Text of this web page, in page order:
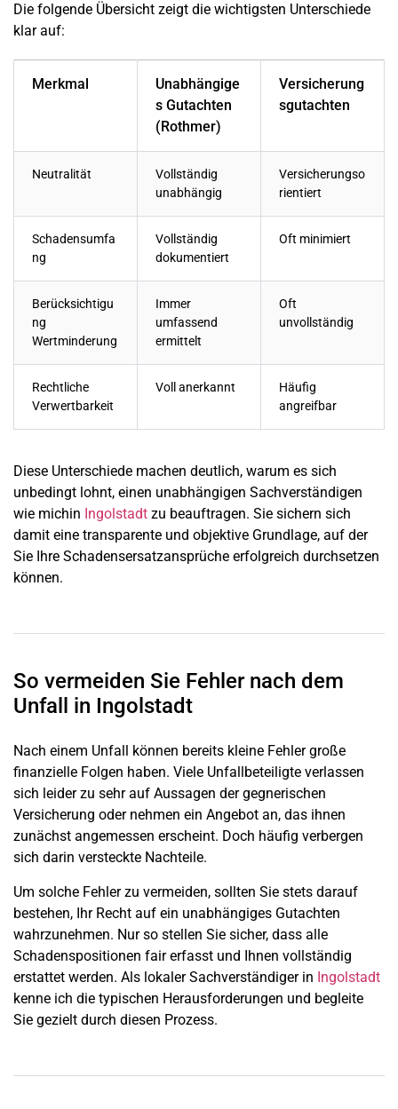
Die folgende Übersicht zeigt die wichtigsten Unterschiede
klar auf:
Merkmal
Unabhängige
s Gutachten
(Rothmer)
Versicherung
sgutachten
Neutralität
Vollständig
unabhängig
Versicherungso
rientiert
Schadensumfa
ng
Vollständig
dokumentiert
Oft minimiert
Berücksichtigu
ng
Wertminderung
Immer
umfassend
ermittelt
Oft
unvollständig
Rechtliche
Verwertbarkeit
Voll anerkannt
Häufig
angreifbar
Diese Unterschiede machen deutlich, warum es sich
unbedingt lohnt, einen unabhängigen Sachverständigen
wie michin Ingolstadt zu beauftragen. Sie sichern sich
damit eine transparente und objektive Grundlage, auf der
Sie Ihre Schadensersatzansprüche erfolgreich durchsetzen
können.
So vermeiden Sie Fehler nach dem
Unfall in Ingolstadt
Nach einem Unfall können bereits kleine Fehler große
finanzielle Folgen haben. Viele Unfallbeteiligte verlassen
sich leider zu sehr auf Aussagen der gegnerischen
Versicherung oder nehmen ein Angebot an, das ihnen
zunächst angemessen erscheint. Doch häufig verbergen
sich darin versteckte Nachteile.
Um solche Fehler zu vermeiden, sollten Sie stets darauf
bestehen, Ihr Recht auf ein unabhängiges Gutachten
wahrzunehmen. Nur so stellen Sie sicher, dass alle
Schadenspositionen fair erfasst und Ihnen vollständig
erstattet werden. Als lokaler Sachverständiger in Ingolstadt
kenne ich die typischen Herausforderungen und begleite
Sie gezielt durch diesen Prozess.